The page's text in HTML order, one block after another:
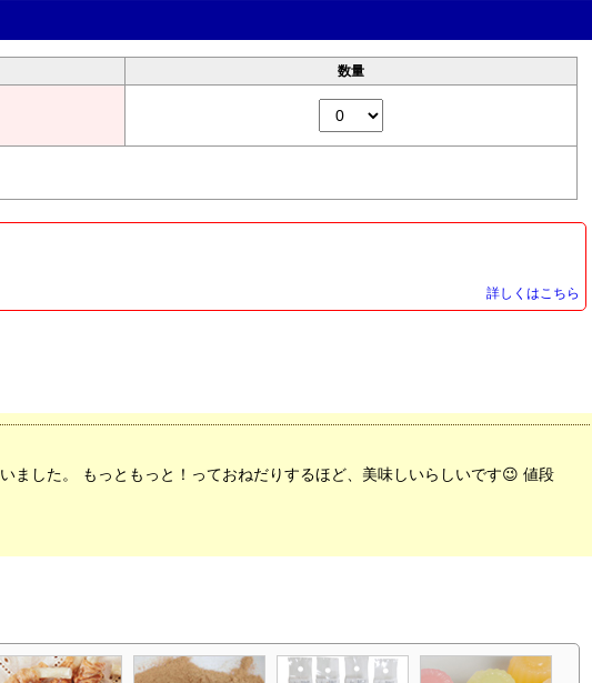
数量
詳しくはこちら
ました。 もっともっと！っておねだりするほど、美味しいらしいです😉 値段